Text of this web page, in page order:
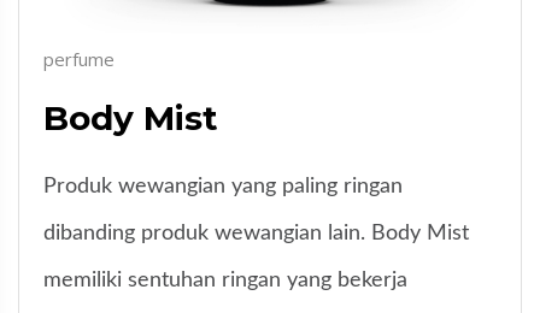
perfume
Body Mist
Produk wewangian yang paling ringan
dibanding produk wewangian lain. Body Mist
memiliki sentuhan ringan yang bekerja